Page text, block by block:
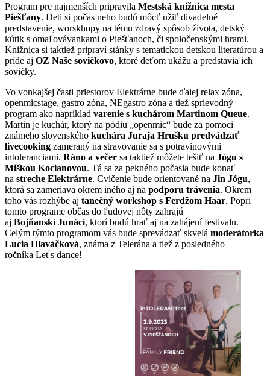
Program pre najmenších pripravila Mestská knižnica mesta
Piešťany. Deti si počas neho budú môcť užiť divadelné
predstavenie, worskhopy na tému zdravý spôsob života, detský
kútik s omaľovávankami o Piešťanoch, či spoločenskými hrami.
Knižnica si taktiež pripraví stánky s tematickou detskou literatúrou a
príde aj OZ Naše sovičkovo, ktoré deťom ukážu a predstavia ich
sovičky.
Vo vonkajšej časti priestorov Elektrárne bude ďalej relax zóna,
openmicstage, gastro zóna, NEgastro zóna a tiež sprievodný
program ako napríklad varenie s kuchárom Martinom Queue.
Martin je kuchár, ktorý na pódiu „openmic“ bude za pomoci
známeho slovenského kuchára Juraja Hrušku predvádzať
livecooking zameraný na stravovanie sa s potravinovými
intoleranciami. Ráno a večer sa taktiež môžete tešiť na Jógu s
Miškou Kocianovou. Tá sa za pekného počasia bude konať
na streche Elektrárne. Cvičenie bude orientované na Jin Jógu,
ktorá sa zameriava okrem iného aj na podporu trávenia. Okrem
toho vás rozhýbe aj tanečný workshop s Ferdžom Haar. Popri
tomto programe občas do ľudovej nôty zahrajú
aj Bojňanskí Junáci, ktorí budú hrať aj na zahájení festivalu.
Celým týmto programom vás bude sprevádzať skvelá moderátorka
Lucia Hlaváčková, známa z Telerána a tiež z posledného
ročníka Let ́s dance!